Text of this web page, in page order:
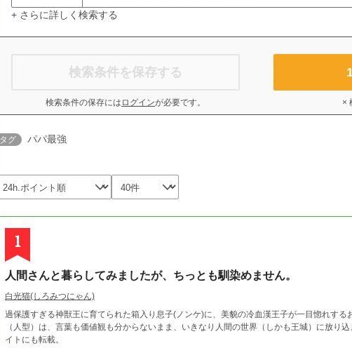
+ さらに詳しく検索する
検索条件を保存する
検索条件の保存には ログインが必要です。 ×
タグ パパ最強
1
人間さんと暮らしてみましたが、ちっとも馴染めません。
白光猫(しろみつにゃん)
過保護すぎる神獣王に育てられた箱入り息子(ノンケ)に、美貌の冷血漢王子が一目惚れする
（人型）は、言葉も価値観も分からないまま、いきなり人間の世界（しかも王城）に放り
イトにも転載。